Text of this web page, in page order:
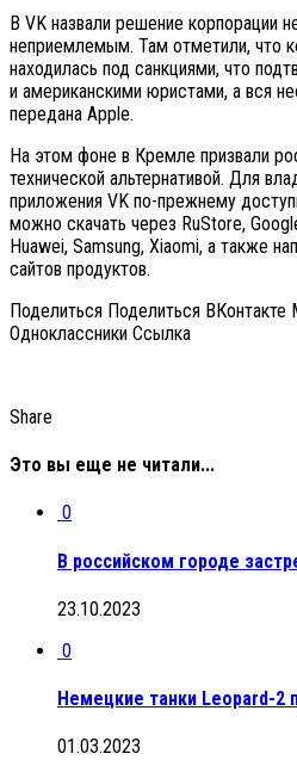
В VK назвали решение корпорации
неприемлемым. Там отметили, что
находилась под санкциями, что
и американскими юристами, а вся
передана Apple.
На этом фоне в Кремле призвали
технической альтернативой. Для
приложения VK по-прежнему
можно скачать через RuStore,
Huawei, Samsung, Xiaomi, а также
сайтов продуктов.
Поделиться Поделиться
Одноклассники Cсылка
Share
Это вы еще не читали...
0
В российском городе
23.10.2023
0
Немецкие танки Leopard-2
01.03.2023